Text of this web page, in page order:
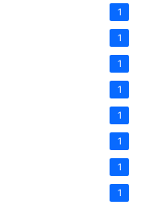
1
1
1
1
1
1
1
1